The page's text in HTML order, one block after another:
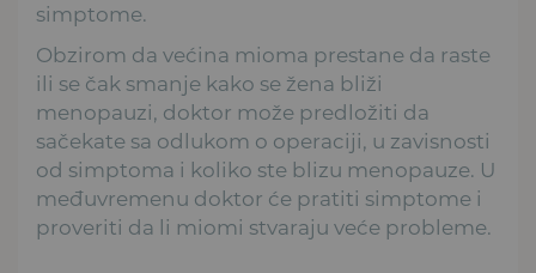
simptome.
Obzirom da većina mioma prestane da raste
ili se čak smanje kako se žena bliži
menopauzi, doktor može predložiti da
sačekate sa odlukom o operaciji, u zavisnosti
od simptoma i koliko ste blizu menopauze. U
međuvremenu doktor će pratiti simptome i
proveriti da li miomi stvaraju veće probleme.